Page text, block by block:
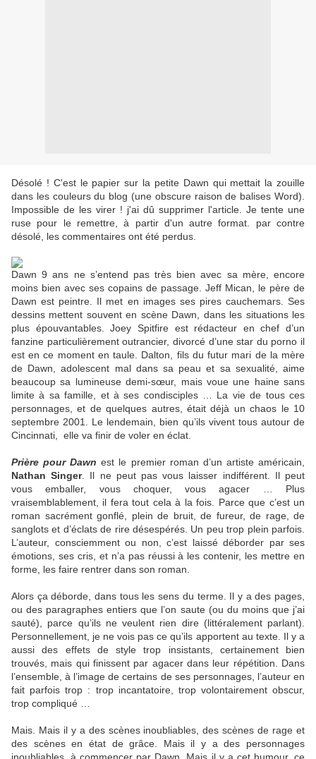
Désolé ! C'est le papier sur la petite Dawn qui mettait la zouille
dans les couleurs du blog (une obscure raison de balises Word).
Impossible de les virer ! j'ai dû supprimer l'article. Je tente une
ruse pour le remettre, à partir d'un autre format. par contre
désolé, les commentaires ont été perdus.
Dawn 9 ans ne s’entend pas très bien avec sa mère, encore
moins bien avec ses copains de passage. Jeff Mican, le père de
Dawn est peintre. Il met en images ses pires cauchemars. Ses
dessins mettent souvent en scène Dawn, dans les situations les
plus épouvantables. Joey Spitfire est rédacteur en chef d’un
fanzine particulièrement outrancier, divorcé d’une star du porno il
est en ce moment en taule. Dalton, fils du futur mari de la mère
de Dawn, adolescent mal dans sa peau et sa sexualité, aime
beaucoup sa lumineuse demi-sœur, mais voue une haine sans
limite à sa famille, et à ses condisciples … La vie de tous ces
personnages, et de quelques autres, était déjà un chaos le 10
septembre 2001. Le lendemain, bien qu’ils vivent tous autour de
Cincinnati, elle va finir de voler en éclat.
Prière pour Dawn est le premier roman d’un artiste américain,
Nathan Singer. Il ne peut pas vous laisser indifférent. Il peut
vous emballer, vous choquer, vous agacer … Plus
vraisemblablement, il fera tout cela à la fois. Parce que c’est un
roman sacrément gonflé, plein de bruit, de fureur, de rage, de
sanglots et d’éclats de rire désespérés. Un peu trop plein parfois.
L’auteur, consciemment ou non, c’est laissé déborder par ses
émotions, ses cris, et n’a pas réussi à les contenir, les mettre en
forme, les faire rentrer dans son roman.
Alors ça déborde, dans tous les sens du terme. Il y a des pages,
ou des paragraphes entiers que l’on saute (ou du moins que j’ai
sauté), parce qu’ils ne veulent rien dire (littéralement parlant).
Personnellement, je ne vois pas ce qu’ils apportent au texte. Il y a
aussi des effets de style trop insistants, certainement bien
trouvés, mais qui finissent par agacer dans leur répétition. Dans
l’ensemble, à l’image de certains de ses personnages, l’auteur en
fait parfois trop : trop incantatoire, trop volontairement obscur,
trop compliqué …
Mais. Mais il y a des scènes inoubliables, des scènes de rage et
des scènes en état de grâce. Mais il y a des personnages